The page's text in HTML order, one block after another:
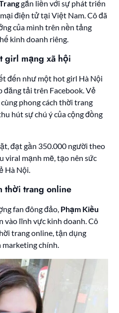
gắn liền với sự phát triển
điện tử tại Việt Nam. Cô đã
của mình trên nền tảng
kinh doanh riêng.
girl mạng xã hội
đến như một hot girl Hà Nội
đăng tải trên Facebook. Vẻ
phong cách thời trang
hút sự chú ý của cộng đồng
đạt gần 350.000 người theo
viral mạnh mẽ, tạo nên sức
Hà Nội.
thời trang online
fan đông đảo, Phạm Kiều
vào lĩnh vực kinh doanh. Cô
trang online, tận dụng
marketing chính.